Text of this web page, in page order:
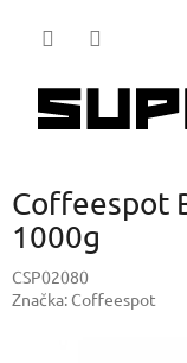
Coffeespot
1000g
CSP02080
Značka: Coffeespot